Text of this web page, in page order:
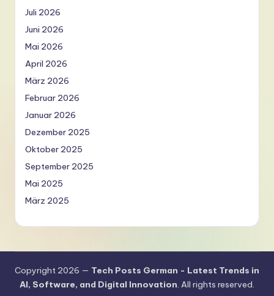
Juli 2026
Juni 2026
Mai 2026
April 2026
März 2026
Februar 2026
Januar 2026
Dezember 2025
Oktober 2025
September 2025
Mai 2025
März 2025
Copyright 2026 — Tech Posts German - Latest Trends in
AI, Software, and Digital Innovation. All rights reserved.